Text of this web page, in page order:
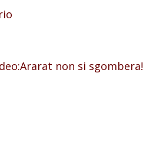
non si sgombera!